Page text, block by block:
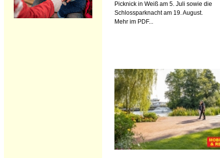
Picknick in Weiß am 5. Juli sowie die
Schlossparknacht am 19. August.
Mehr im PDF...